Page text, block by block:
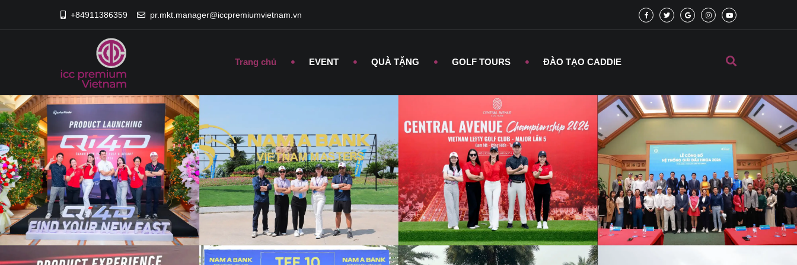
+84911386359 pr.mkt.manager@iccpremiumvietnam.vn
Trang chủ EVENT QUÀ TẶNG GOLF TOURS ĐÀO TẠO CADDIE